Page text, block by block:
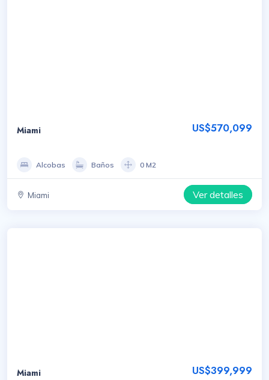
Miami US$570,099
Alcobas Baños 0 M2
Miami Ver detalles
Miami US$399,999